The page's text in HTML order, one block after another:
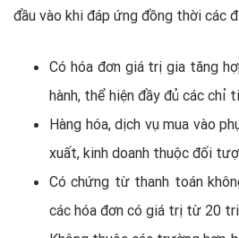
đầu vào khi đáp ứng đồng thời các
Có hóa đơn giá trị gia tăng
hành, thể hiện đầy đủ các chỉ
Hàng hóa, dịch vụ mua vào
xuất, kinh doanh thuộc đối
Có chứng từ thanh toán
các hóa đơn có giá trị từ 20